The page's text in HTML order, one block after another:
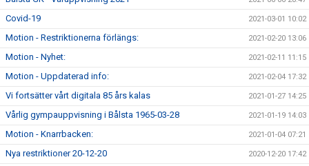
Covid-19 2021-03-01 10:02
Motion - Restriktionerna förlängs: 2021-02-20 13:06
Motion - Nyhet: 2021-02-11 11:15
Motion - Uppdaterad info: 2021-02-04 17:32
Vi fortsätter vårt digitala 85 års kalas 2021-01-27 14:25
Vårlig gympauppvisning i Bålsta 1965-03-28 2021-01-19 14:03
Motion - Knarrbacken: 2021-01-04 07:21
Nya restriktioner 20-12-20 2020-12-20 17:42